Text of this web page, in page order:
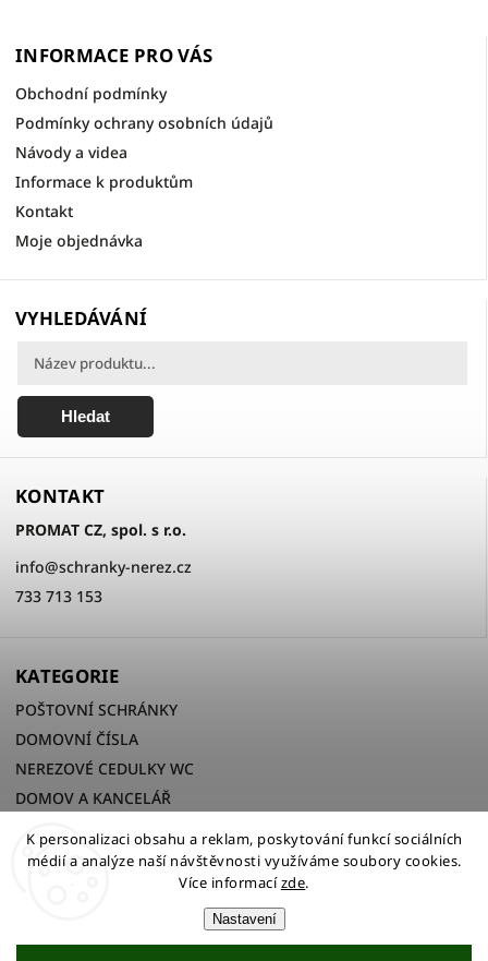
K personalizaci obsahu a reklam, poskytování funkcí sociálních
médií a analýze naší návštěvnosti využíváme soubory cookies.
Více informacízde.
Nastavení
INFORMACE PRO VÁS
Obchodní podmínky
Podmínky ochrany osobních údajů
Návody a videa
Informace k produktům
Kontakt
Moje objednávka
VYHLEDÁVÁNÍ
Hledat
KONTAKT
PROMAT CZ, spol. s r.o.
info@schranky-nerez.cz
733 713 153
KATEGORIE
POŠTOVNÍ SCHRÁNKY
DOMOVNÍ ČÍSLA
NEREZOVÉ CEDULKY WC
DOMOV A KANCELÁŘ
PROMAT CZ, spol. s r.o.
vyhrazena.
Upravit nastavení cookies